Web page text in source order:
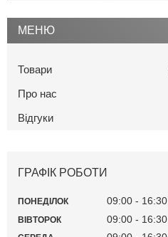
Товари
Про нас
Відгуки
ГРАФІК РОБОТИ
ПОНЕДІЛОК 09:00 16:30
ВІВТОРОК 09:00 16:30